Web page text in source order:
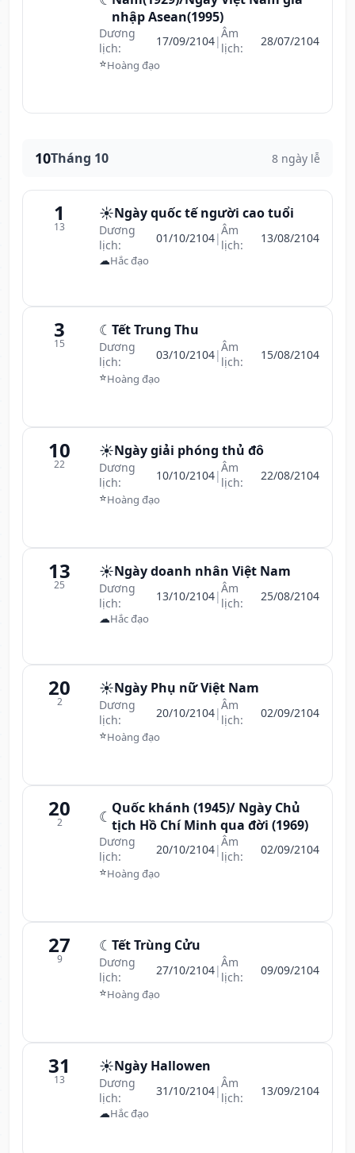
nhập Asean(1995)
Dương
lịch:
17/09/2104|Âm
lịch:
28/07/2104
⭐Hoàng đạo
10Tháng 10 8 ngày lễ
1
13
☀️Ngày quốc tế người cao tuổi
Dương
lịch:
01/10/2104|Âm
lịch:
13/08/2104
☁Hắc đạo
3
15
☾ Tết Trung Thu
Dương
lịch:
03/10/2104|Âm
lịch:
15/08/2104
⭐Hoàng đạo
10
22
☀️Ngày giải phóng thủ đô
Dương
lịch:
10/10/2104|Âm
lịch:
22/08/2104
⭐Hoàng đạo
13
25
☀️Ngày doanh nhân Việt Nam
Dương
lịch:
13/10/2104|Âm
lịch:
25/08/2104
☁Hắc đạo
20
2
☀️Ngày Phụ nữ Việt Nam
Dương
lịch:
20/10/2104|Âm
lịch:
02/09/2104
⭐Hoàng đạo
20
2 ☾ Quốc khánh (1945)/ Ngày Chủ
tịch Hồ Chí Minh qua đời (1969)
Dương
lịch:
20/10/2104|Âm
lịch:
02/09/2104
⭐Hoàng đạo
27
9
☾ Tết Trùng Cửu
Dương
lịch:
27/10/2104|Âm
lịch:
09/09/2104
⭐Hoàng đạo
31
13
☀️Ngày Hallowen
Dương
lịch:
31/10/2104|Âm
lịch:
13/09/2104
☁Hắc đạo